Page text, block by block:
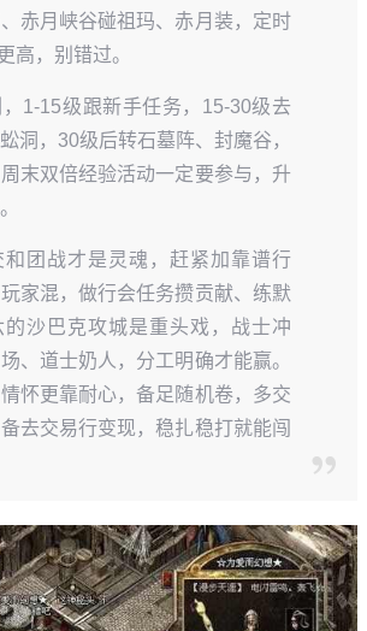
赤月峡谷碰祖玛、赤月装，定时
高，别错过。
1-15级跟新手任务，15-30级去
洞，30级后转石墓阵、封魔谷，
末双倍经验活动一定要参与，升
和团战才是灵魂，赶紧加靠谱行
家混，做行会任务攒贡献、练默
的沙巴克攻城是重头戏，战士冲
、道士奶人，分工明确才能赢。
怀更靠耐心，备足随机卷，多交
去交易行变现，稳扎稳打就能闯